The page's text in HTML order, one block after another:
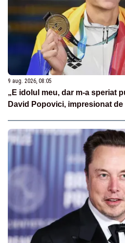
9 aug. 2026, 08:05
„E idolul meu, dar m-a speriat
David Popovici, impresionat de